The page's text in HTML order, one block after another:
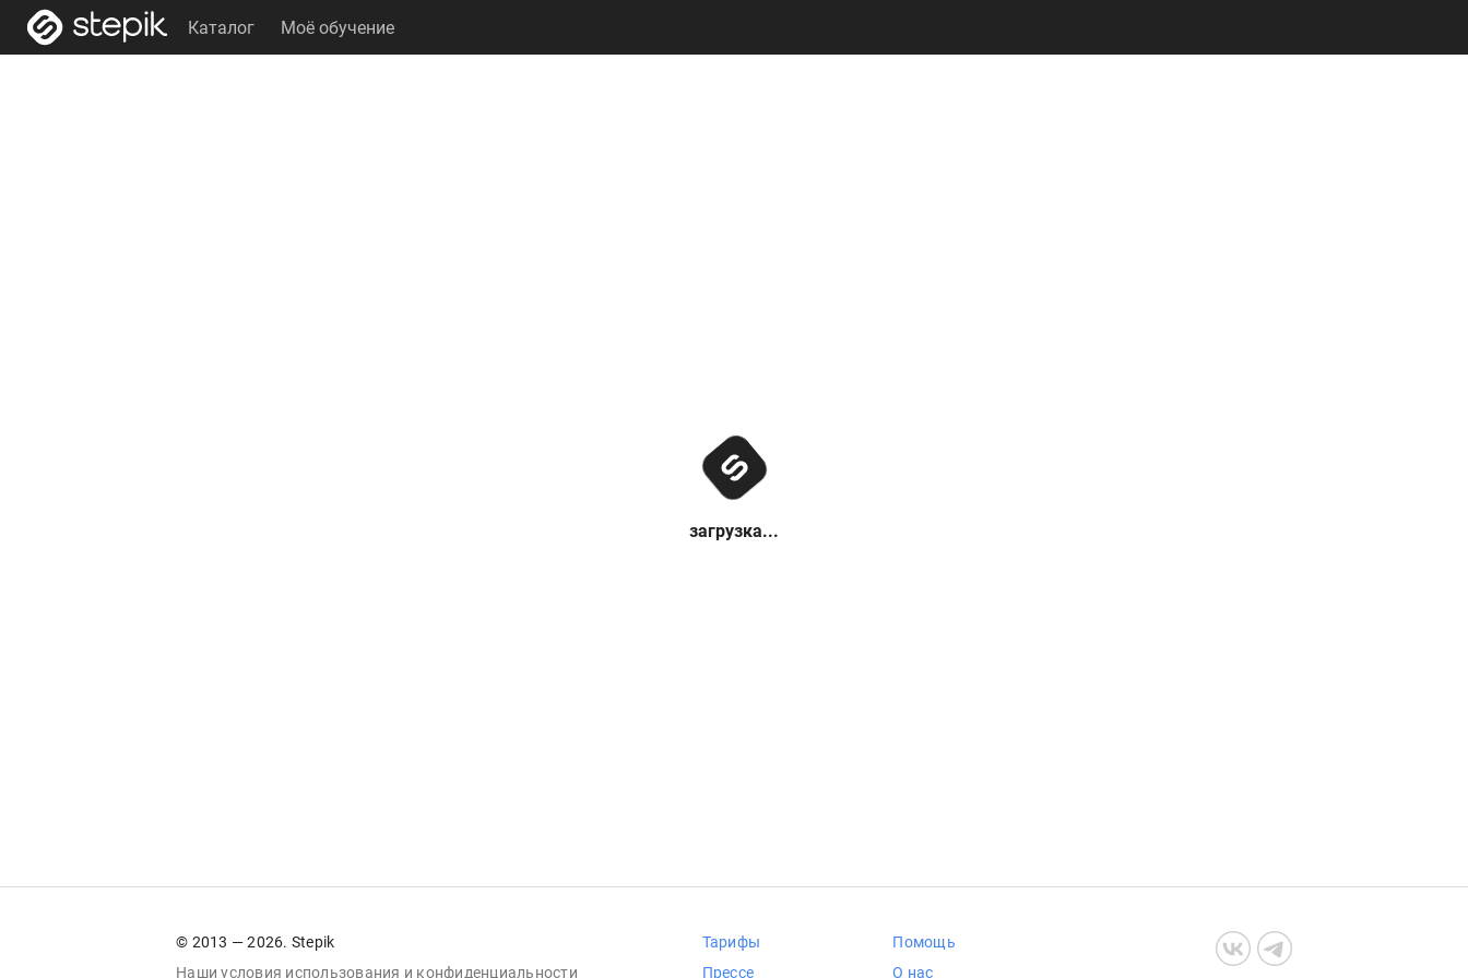
Каталог Моё обучение
загрузка...
© 2013 — 2026. Stepik
Наши условия использования и конфиденциальности
Тарифы
Прессе
Помощь
О нас